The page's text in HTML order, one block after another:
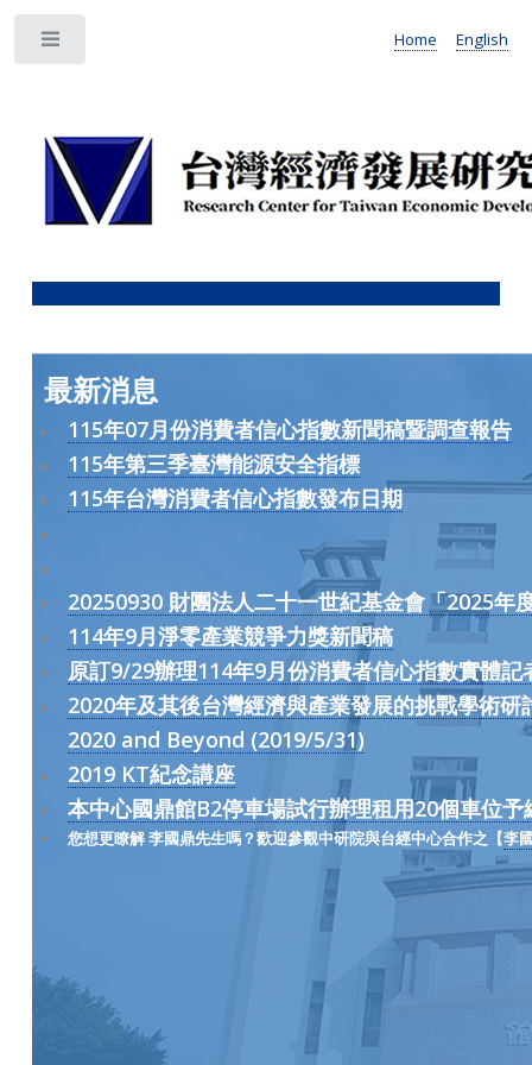
Home English
最新消息
115年07月份消費者信心指數新聞稿暨調查報告
115年第三季臺灣能源安全指標
115年台灣消費者信心指數發布日期
20250930 財團法人二十一世紀基金會「2025年
114年9月淨零產業競爭力獎新聞稿
原訂9/29辦理114年9月份消費者信心指數實體
2020年及其後台灣經濟與產業發展的挑戰學
2020 and Beyond (2019/5/31)
2019 KT紀念講座
本中心國鼎館B2停車場試行辦理租用20個車位予
您想更瞭解 李國鼎先生嗎？歡迎參觀中研院與台經中心合作之【李